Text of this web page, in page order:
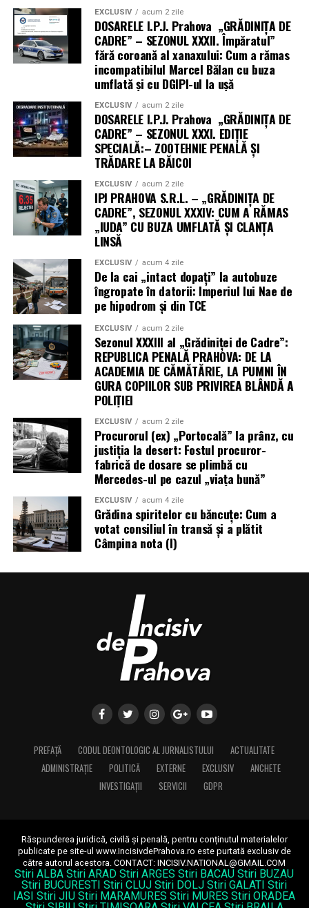
EXCLUSIV acum 2 zile
DOSARELE I.P.J. Prahova „GRĂDINIȚA DE
CADRE” – SEZONUL XXXII. Împăratul”
fără coroană al xanaxului: Cum a rămas
incompatibilul Marcel Bălan cu buza
umflată și cu DGIPI-ul la ușă
EXCLUSIV acum 2 zile
DOSARELE I.P.J. Prahova „GRĂDINIȚA DE
CADRE” – SEZONUL XXXI. EDIȚIE
SPECIALĂ:– ZOOTEHNIE PENALĂ ȘI
TRĂDARE LA BĂICOI
EXCLUSIV acum 2 zile
IPJ PRAHOVA S.R.L. – „GRĂDINIȚA DE
CADRE”, SEZONUL XXXIV: CUM A RĂMAS
„IUDA” CU BUZA UMFLATĂ ȘI CLANȚA
LINSĂ
EXCLUSIV acum 4 zile
De la cai „intact dopați” la autobuze
îngropate în datorii: Imperiul lui Nae de
pe hipodrom și din TCE
EXCLUSIV acum 2 zile
Sezonul XXXIII al „Grădiniței de Cadre”:
REPUBLICA PENALĂ PRAHOVA: DE LA
ACADEMIA DE CĂMĂTĂRIE, LA PUMNI ÎN
GURA COPIILOR SUB PRIVIREA BLÂNDĂ A
POLIȚIEI
EXCLUSIV acum 2 zile
Procurorul (ex) „Portocală” la prânz, cu
justiția la desert: Fostul procuror-
fabrică de dosare se plimbă cu
Mercedes-ul pe cazul „viața bună”
EXCLUSIV acum 4 zile
Grădina spiritelor cu băncuțe: Cum a
votat consiliul în transă și a plătit
Câmpina nota (I)
PREFAȚĂ CODUL DEONTOLOGIC AL JURNALISTULUI
ACTUALITATE
ADMINISTRAȚIE
POLITICĂ EXTERNE EXCLUSIV
ANCHETE
INVESTIGAȚII
SERVICII GDPR
Răspunderea juridică, civilă și penală, pentru conținutul materialelor
publicate pe site-ul www.IncisivdePrahova.ro este purtată exclusiv de
către autorul acestora.CONTACT: INCISIV.NATIONAL@GMAIL.COM
Stiri ALBA Stiri ARAD Stiri ARGES Stiri BACAU Stiri BUZAU
Stiri BUCURESTI Stiri CLUJ Stiri DOLJ Stiri GALATI Stiri
IASI Stiri JIU Stiri MARAMURES Stiri MURES Stiri ORADEA